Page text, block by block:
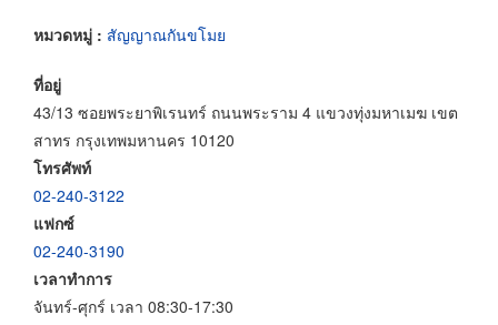
หมวดหมู่ : สัญญาณกันขโมย
ที่อยู่
43/13 ซอยพระยาพิเรนทร์ ถนนพระราม 4 แขวงทุ่งมหาเมฆ เขต
สาทร กรุงเทพมหานคร 10120
โทรศัพท์
02-240-3122
แฟกซ์
02-240-3190
เวลาทำการ
จันทร์-ศุกร์ เวลา 08:30-17:30